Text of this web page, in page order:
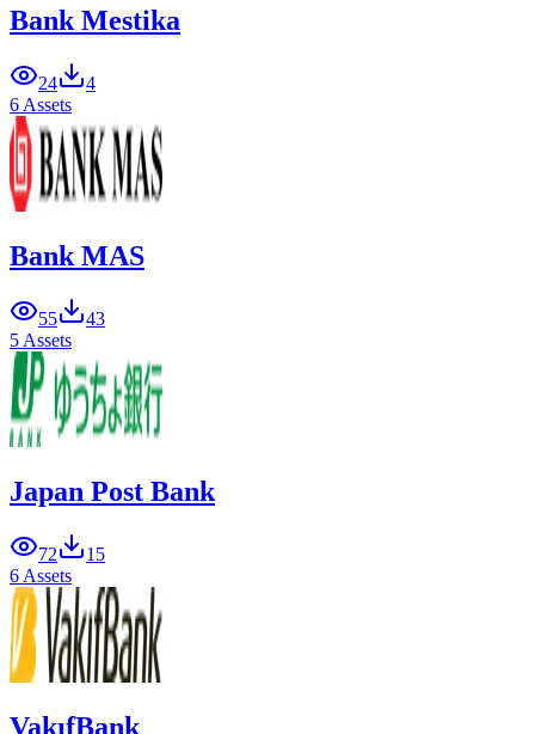
Bank Mestika
24
4
6 Assets
Bank MAS
55
43
5 Assets
Japan Post Bank
72
15
6 Assets
VakıfBank